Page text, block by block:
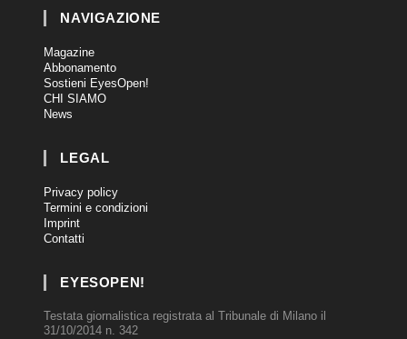
NAVIGAZIONE
Magazine
Abbonamento
Sostieni EyesOpen!
CHI SIAMO
News
LEGAL
Privacy policy
Termini e condizioni
Imprint
Contatti
EYESOPEN!
Testata giornalistica registrata al Tribunale di Milano il
31/10/2014 n. 342